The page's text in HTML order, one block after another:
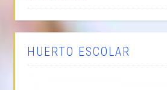
HUERTO ESCOLAR